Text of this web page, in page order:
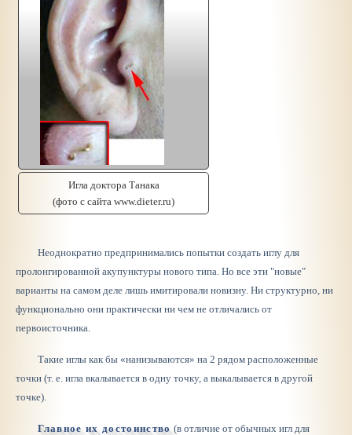
Игла доктора Танака
(фото с сайта www.dieter.ru)
Неоднократно предпринимались попытки создать иглу для
пролонгированной акупунктуры нового типа. Но все эти "новые"
варианты на самом деле лишь имитировали новизну. Ни структурно, ни
функционально они практически ни чем не отличались от
первоисточника.
Такие иглы как бы «нанизываются» на 2 рядом расположенные
точки (т. е. игла вкалывается в одну точку, а выкалывается в другой
точке).
Главное их достоинство (в отличие от обычных игл для